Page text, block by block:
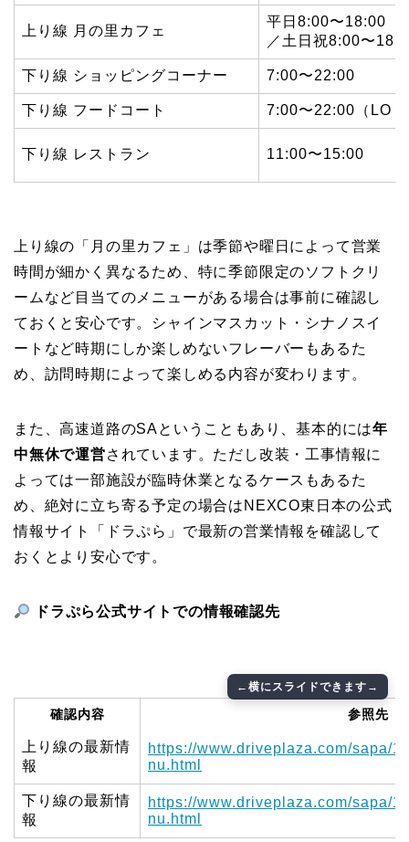
上り線 月の里カフェ
平日8:00〜18:00（
／土日祝8:00〜
下り線 ショッピングコーナー 7:00〜22:00
下り線 フードコート 7:00〜22:00（LO
下り線 レストラン 11:00〜15:00
上り線の「月の里カフェ」は季節や曜日によって営業
時間が細かく異なるため、特に季節限定のソフトクリ
ームなど目当てのメニューがある場合は事前に確認し
ておくと安心です。シャインマスカット・シナノスイ
ートなど時期にしか楽しめないフレーバーもあるた
め、訪問時期によって楽しめる内容が変わります。
また、高速道路のSAということもあり、基本的には年
中無休で運営されています。ただし改装・工事情報に
よっては一部施設が臨時休業となるケースもあるた
め、絶対に立ち寄る予定の場合はNEXCO東日本の公式
情報サイト「ドラぷら」で最新の営業情報を確認して
おくとより安心です。
ドラぷら公式サイトでの情報確認先
確認内容 参照先
上り線の最新情
報
https://www.driveplaza.com/sapa/
nu.html
下り線の最新情
報
https://www.driveplaza.com/sapa/
nu.html